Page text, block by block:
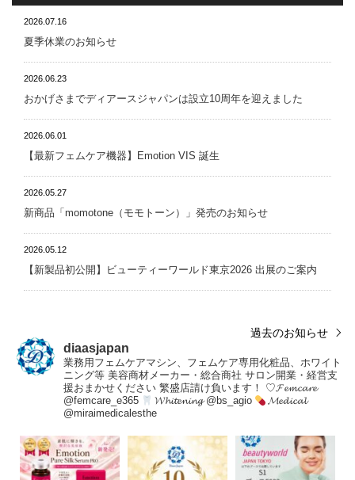
2026.07.16
夏季休業のお知らせ
2026.06.23
おかげさまでディアースジャパンは設立10周年を迎えました
2026.06.01
【最新フェムケア機器】Emotion VIS 誕生
2026.05.27
新商品「momotone（モモトーン）」発売のお知らせ
2026.05.12
【新製品初公開】ビューティーワールド東京2026 出展のご案内
過去のお知らせ
diaasjapan
業務用フェムケアマシン、フェムケア専用化粧品、ホワイト
ニング等 美容商材メーカー・総合商社 サロン開業・経営支
援おまかせください 繁盛店請け負います！
♡𝓕𝓮𝓶𝓬𝓪𝓻𝓮
@femcare_e365
𝓦𝓱𝓲𝓽𝓮𝓷𝓲𝓷𝓰 @bs_agio
𝓜𝓮𝓭𝓲𝓬𝓪𝓵
@miraimedicalesthe